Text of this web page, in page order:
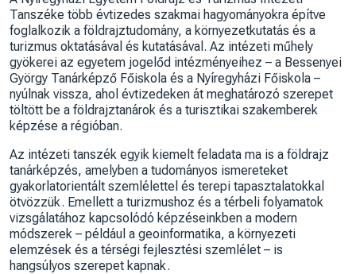
Tanszéke több évtizedes szakmai hagyományokra építve
foglalkozik a földrajztudomány, a környezetkutatás és a
turizmus oktatásával és kutatásával. Az intézeti műhely
gyökerei az egyetem jogelőd intézményeihez – a Bessenyei
György Tanárképző Főiskola és a Nyíregyházi Főiskola –
nyúlnak vissza, ahol évtizedeken át meghatározó szerepet
töltött be a földrajztanárok és a turisztikai szakemberek
képzése a régióban.
Az intézeti tanszék egyik kiemelt feladata ma is a földrajz
tanárképzés, amelyben a tudományos ismereteket
gyakorlatorientált szemlélettel és terepi tapasztalatokkal
ötvözzük. Emellett a turizmushoz és a térbeli folyamatok
vizsgálatához kapcsolódó képzéseinkben a modern
módszerek – például a geoinformatika, a környezeti
elemzések és a térségi fejlesztési szemlélet – is
hangsúlyos szerepet kapnak.